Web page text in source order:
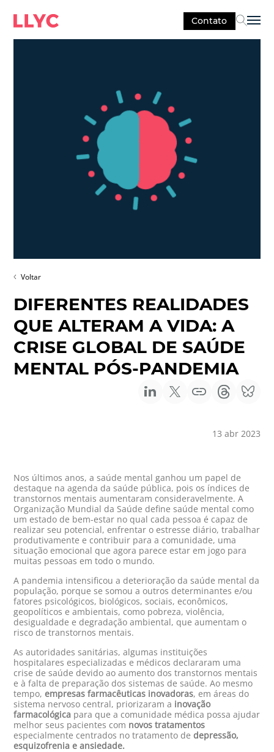
Contato
Voltar
DIFERENTES REALIDADES
QUE ALTERAM A VIDA: A
CRISE GLOBAL DE SAÚDE
MENTAL PÓS-PANDEMIA
13 abr 2023
Nos últimos anos, a saúde mental ganhou um papel de
destaque na agenda da saúde pública, pois os índices de
transtornos mentais aumentaram consideravelmente. A
Organização Mundial da Saúde define saúde mental como
um estado de bem-estar no qual cada pessoa é capaz de
realizar seu potencial, enfrentar o estresse diário, trabalhar
produtivamente e contribuir para a comunidade, uma
situação emocional que agora parece estar em jogo para
muitas pessoas em todo o mundo.
A pandemia intensificou a deterioração da saúde mental da
população, porque se somou a outros determinantes e/ou
fatores psicológicos, biológicos, sociais, econômicos,
geopolíticos e ambientais, como pobreza, violência,
desigualdade e degradação ambiental, que aumentam o
risco de transtornos mentais.
As autoridades sanitárias, algumas instituições
hospitalares especializadas e médicos declararam uma
crise de saúde devido ao aumento dos transtornos mentais
e à falta de preparação dos sistemas de saúde. Ao mesmo
tempo,empresas farmacêuticas inovadoras, em áreas do
sistema nervoso central, priorizaram a inovação
farmacológica para que a comunidade médica possa ajudar
melhor seus pacientes com novos tratamentos
especialmente centrados no tratamento dedepressão,
esquizofrenia e ansiedade.